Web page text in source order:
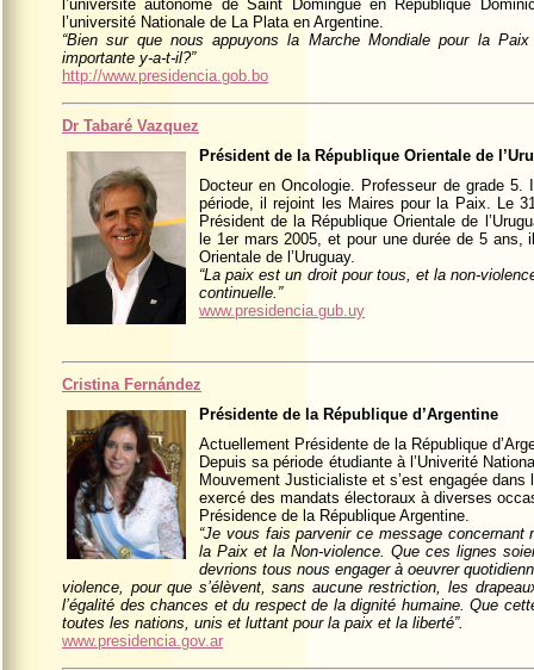
l’université autonome de Saint Domingue en République
l’université Nationale de La Plata en Argentine.
“Bien sur que nous appuyons la Marche Mondiale pour la
importante y-a-t-il?”
http://www.presidencia.gob.bo
Dr Tabaré Vazquez
Président de la République Orientale de
Docteur en Oncologie. Professeur de grade
période, il rejoint les Maires pour la Paix. Le
Président de la République Orientale de
le 1er mars 2005, et pour une durée de 5
Orientale de l’Uruguay.
“La paix est un droit pour tous, et la non-
continuelle.”
www.presidencia.gub.uy
Cristina Fernández
Présidente de la République d’Argentine
Actuellement Présidente de la République
Depuis sa période étudiante à l’Univerité
Mouvement Justicialiste et s’est engagée
exercé des mandats électoraux à diverses
Présidence de la République Argentine.
“Je vous fais parvenir ce message
la Paix et la Non-violence. Que ces lignes
devrions tous nous engager à oeuvrer
violence, pour que s’élèvent, sans aucune restriction, les
l’égalité des chances et du respect de la dignité humaine. Que
toutes les nations, unis et luttant pour la paix et la liberté”.
www.presidencia.gov.ar